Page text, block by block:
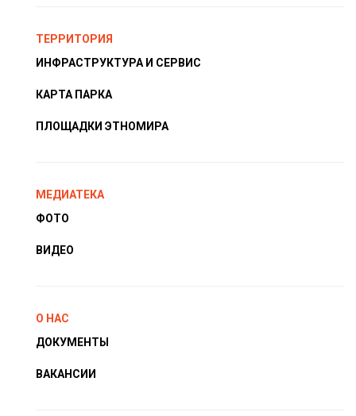
ТЕРРИТОРИЯ
ИНФРАСТРУКТУРА И СЕРВИС
КАРТА ПАРКА
ПЛОЩАДКИ ЭТНОМИРА
МЕДИАТЕКА
ФОТО
ВИДЕО
О НАС
ДОКУМЕНТЫ
ВАКАНСИИ